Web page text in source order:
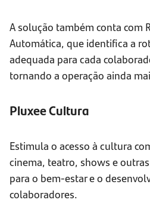
A solução também conta com
Automática, que identifica a
adequada para cada
tornando a operação ainda
Pluxee Cultura
Estimula o acesso à cultura
cinema, teatro, shows e
para o bem-estar e o
colaboradores.